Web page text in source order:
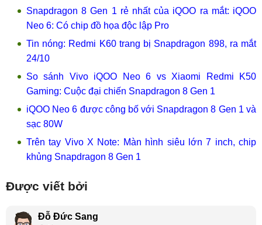
Snapdragon 8 Gen 1 rẻ nhất của iQOO ra mắt: iQOO
Neo 6: Có chip đồ họa độc lập Pro
Tin nóng: Redmi K60 trang bị Snapdragon 898, ra mắt
24/10
So sánh Vivo iQOO Neo 6 vs Xiaomi Redmi K50
Gaming: Cuộc đại chiến Snapdragon 8 Gen 1
iQOO Neo 6 được công bố với Snapdragon 8 Gen 1 và
sạc 80W
Trên tay Vivo X Note: Màn hình siêu lớn 7 inch, chip
khủng Snapdragon 8 Gen 1
Được viết bởi
Đỗ Đức Sang